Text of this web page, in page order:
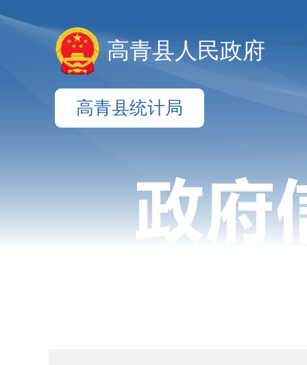
高青县人民政府
高青县统计局